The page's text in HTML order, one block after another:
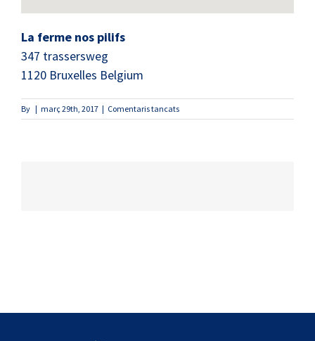
La ferme nos pilifs
347 trassersweg
1120 Bruxelles Belgium
By | març 29th, 2017 | Comentaris tancatsa
La